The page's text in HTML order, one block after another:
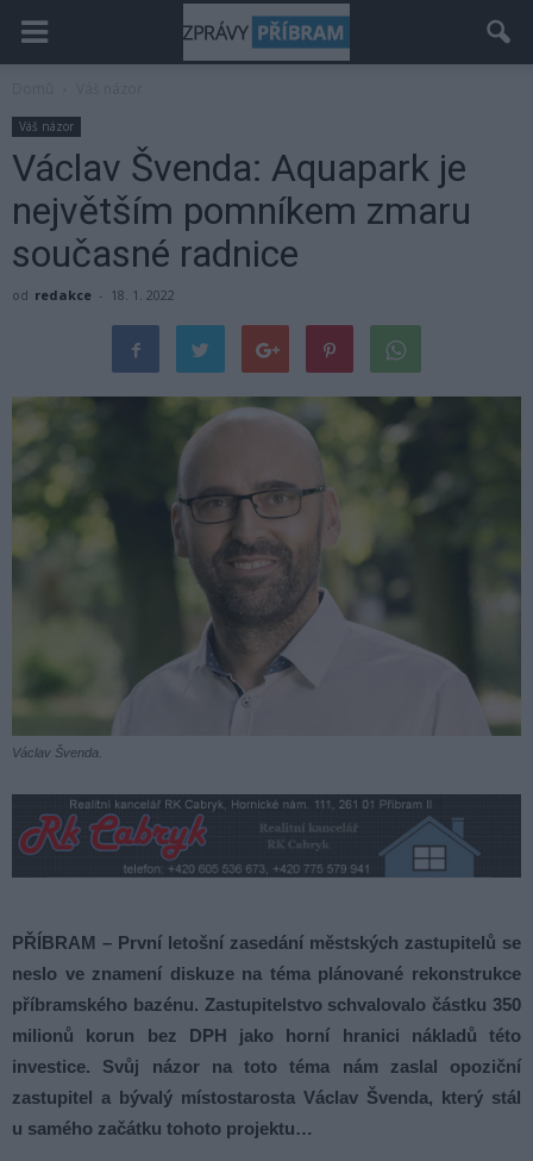
Váš názor
Václav Švenda: Aquapark je
největším pomníkem zmaru
současné radnice
od redakce - 18. 1. 2022
Václav Švenda.
PŘÍBRAM – První letošní zasedání městských zastupitelů se
neslo ve znamení diskuze na téma plánované rekonstrukce
příbramského bazénu. Zastupitelstvo schvalovalo částku 350
milionů korun bez DPH jako horní hranici nákladů této
investice. Svůj názor na toto téma nám zaslal opoziční
zastupitel a bývalý místostarosta Václav Švenda, který stál
u samého začátku tohoto projektu…